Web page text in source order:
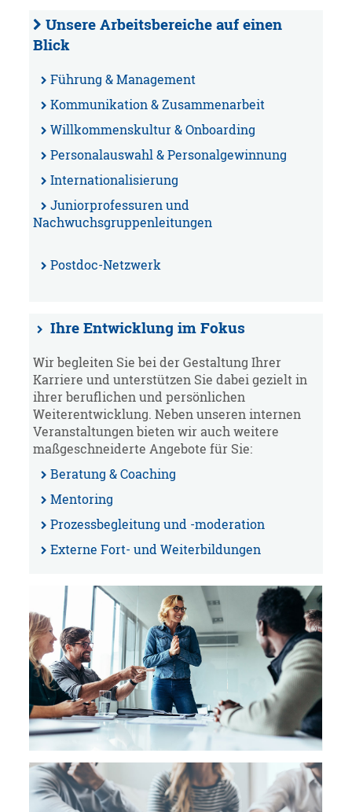
­Unsere Arbeitsbereiche auf einen
Blick
Führung & Management
Kommunikation & Zusammenarbeit
Willkommenskultur & Onboarding
Personalauswahl & Personalgewinnung
Internationalisierung
Juniorprofessuren und
Nachwuchsgruppenleitungen
Postdoc-Netzwerk
­ Ihre Entwicklung im Fokus
Wir begleiten Sie bei der Gestaltung Ihrer
Karriere und unterstützen Sie dabei gezielt in
ihrer beruflichen und persönlichen
Weiterentwicklung. Neben unseren internen
Veranstaltungen bieten wir auch weitere
maßgeschneiderte Angebote für Sie:
Beratung & Coaching
Mentoring
Prozessbegleitung und -moderation
Externe Fort- und Weiterbildungen